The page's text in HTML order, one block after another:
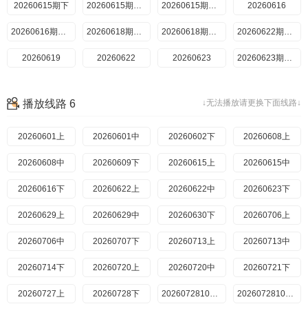
20260713上 20260713上纯享 20260713中 20260713中纯享
20260714下 20260714下纯享 20260715超前彩蛋 20260716加更上
20260716加更下 20260717陪看 20260720上 20260720上纯享
20260722超前彩蛋
20260727上 20260727上纯享 20260728下 20260728下纯享
2026072810期上 2026072810期下 20260730加更上 20260730加更下
20260731陪看 20260803番外上 20260803上纯享
20260615期下 20260615期上纯享 20260615期下纯享 20260616
20260616期纯享 20260618期加更上 20260618期加更下 20260622期超前
20260619 20260622 20260623 20260623期纯享
20260629期上
20260630 20260630期纯享 20260706 20260702期上
20260702期下 20260703 20260706期上 20260706期下
20260706期纯享上 20260706期纯享下 20260707 20260707期纯享
20260708 20260709期上 20260709期下 20260710
20260713期上 20260713期下 20260713期纯享上 20260713期纯享下
20260714 20260714期纯享 20260715 20260716期上
20260716期下 20260717 20260720期上 20260720期下
↓无法播放请更换下面线路↓
播放线路 6
20260601上 20260601中 20260602下 20260608上
20260608中 20260609下 20260615上 20260615中
20260616下 20260622上 20260622中 20260623下
20260629上 20260629中 20260630下 20260706上
20260706中 20260707下 20260713上 20260713中
20260714下 20260720上 20260720中 20260721下
20260727上 20260728下 2026072810期上 2026072810期下